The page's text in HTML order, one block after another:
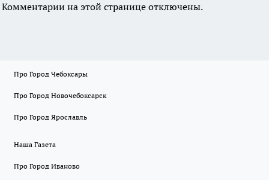
Комментарии на этой странице отключены.
Про Город Чебоксары
Про Город Новочебоксарск
Про Город Ярославль
Наша Газета
Про Город Иваново